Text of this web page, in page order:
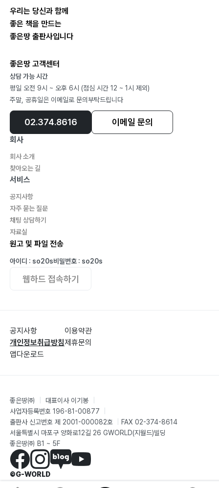
우리는 당신과 함께
좋은 책을 만드는
좋은땅 출판사입니다
좋은땅 고객센터
상담 가능 시간
평일 오전 9시 ~ 오후 6시 (점심 시간 12 ~ 1시 제외)
주말, 공휴일은 이메일로 문의부탁드립니다
02.374.8616 이메일 문의
회사
회사 소개
찾아오는 길
서비스
공지사항
자주 묻는 질문
채팅 상담하기
자료실
원고 및 파일 전송
아이디 : so20s비밀번호 : so20s
웹하드 접속하기
공지사항
개인정보취급방침
앱다운로드
이용약관
제휴문의
좋은땅㈜ 대표이사 이기봉
사업자등록번호 196-81-00877
출판사 신고번호 제 2001-000082호
FAX 02-374-8614
서울특별시 마포구 양화로12길 26 GWORLD(지월드)빌딩
좋은땅㈜ B1 ~ 5F
©G-WORLD